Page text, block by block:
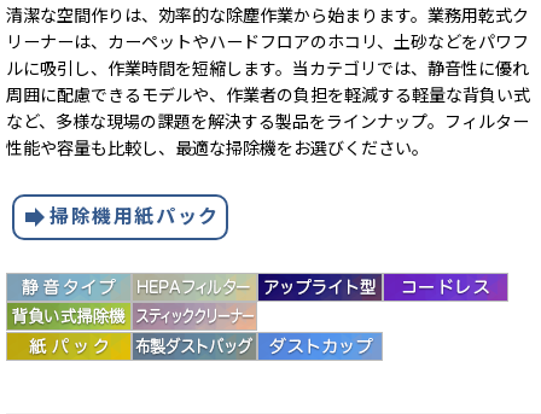
清潔な空間作りは、効率的な除塵作業から始まります。業務用乾式ク
リーナーは、カーペットやハードフロアのホコリ、土砂などをパワフ
ルに吸引し、作業時間を短縮します。当カテゴリでは、静音性に優れ
周囲に配慮できるモデルや、作業者の負担を軽減する軽量な背負い式
など、多様な現場の課題を解決する製品をラインナップ。フィルター
性能や容量も比較し、最適な掃除機をお選びください。
forward 掃除機用紙パック